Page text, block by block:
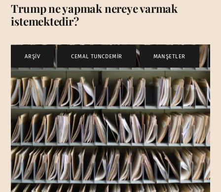
Trump ne yapmak nereye varmak
istemektedir?
ARŞİV CEMAL TUNCDEMİR , MANŞETLER